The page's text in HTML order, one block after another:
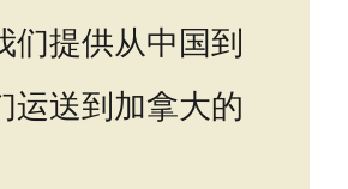
提供从中国到
运送到加拿大的